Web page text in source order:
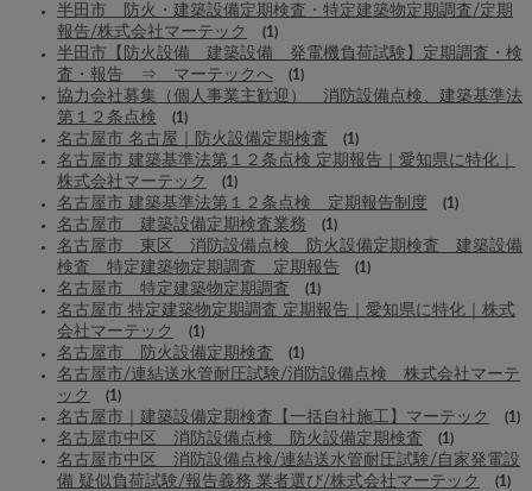
半田市 防火・建築設備定期検査・特定建築物定期調査/定期
報告/株式会社マーテック
(1)
半田市【防火設備 建築設備 発電機負荷試験】定期調査・検
査・報告 ⇒ マーテックへ
(1)
協力会社募集（個人事業主歓迎） 消防設備点検、建築基準法
第１２条点検
(1)
名古屋市 名古屋｜防火設備定期検査 (1)
名古屋市 建築基準法第１２条点検 定期報告｜愛知県に特化｜
株式会社マーテック
(1)
名古屋市 建築基準法第１２条点検 定期報告制度 (1)
名古屋市 建築設備定期検査業務 (1)
名古屋市 東区 消防設備点検 防火設備定期検査 建築設備
検査 特定建築物定期調査 定期報告
(1)
名古屋市 特定建築物定期調査 (1)
名古屋市 特定建築物定期調査 定期報告｜愛知県に特化｜株式
会社マーテック
(1)
名古屋市 防火設備定期検査 (1)
名古屋市/連結送水管耐圧試験/消防設備点検 株式会社マーテ
ック
(1)
名古屋市｜建築設備定期検査【一括自社施工】マーテック (1)
名古屋市中区 消防設備点検 防火設備定期検査 (1)
名古屋市中区 消防設備点検/連結送水管耐圧試験/自家発電設
備 疑似負荷試験/報告義務 業者選び/株式会社マーテック
(1)